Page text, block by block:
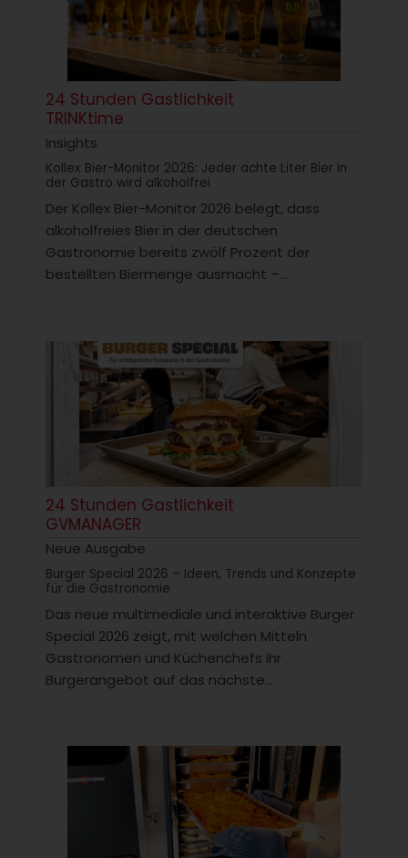
24 Stunden Gastlichkeit
TRINKtime
Insights
Kollex Bier-Monitor 2026: Jeder achte Liter Bier in
der Gastro wird alkoholfrei
Der Kollex Bier-Monitor 2026 belegt, dass
alkoholfreies Bier in der deutschen
Gastronomie bereits zwölf Prozent der
bestellten Biermenge ausmacht –...
24 Stunden Gastlichkeit
GVMANAGER
Neue Ausgabe
Burger Special 2026 – Ideen, Trends und Konzepte
für die Gastronomie
Das neue multimediale und interaktive Burger
Special 2026 zeigt, mit welchen Mitteln
Gastronomen und Küchenchefs ihr
Burgerangebot auf das nächste...